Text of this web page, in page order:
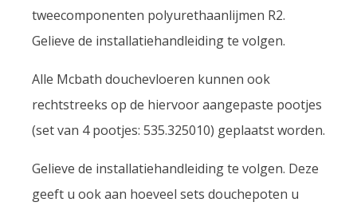
tweecomponenten polyurethaanlijmen R2.
Gelieve de installatiehandleiding te volgen.
Alle Mcbath douchevloeren kunnen ook
rechtstreeks op de hiervoor aangepaste pootjes
(set van 4 pootjes: 535.325010) geplaatst worden.
Gelieve de installatiehandleiding te volgen. Deze
geeft u ook aan hoeveel sets douchepoten u